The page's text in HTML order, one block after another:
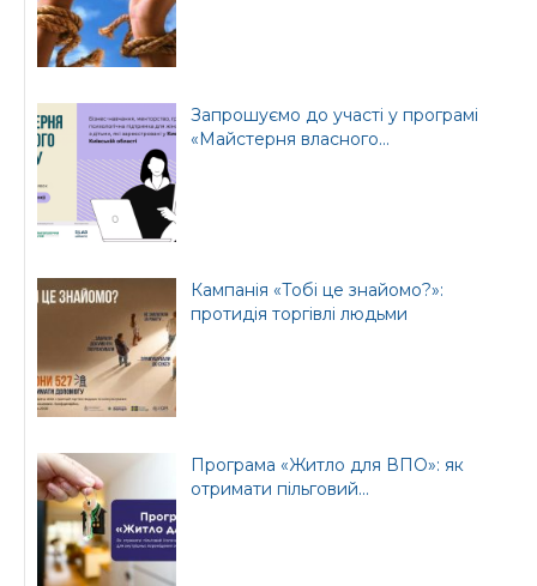
Запрошуємо до участі у програмі
«Майстерня власного...
Кампанія «Тобі це знайомо?»:
протидія торгівлі людьми
Програма «Житло для ВПО»: як
отримати пільговий...